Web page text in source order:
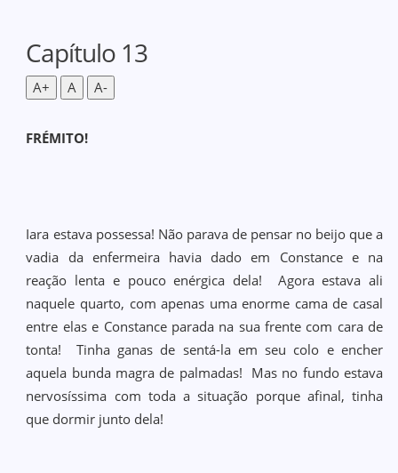
Capítulo 13
A+ A A-
FRÉMITO!
Iara estava possessa! Não parava de pensar no beijo que a
vadia da enfermeira havia dado em Constance e na
reação lenta e pouco enérgica dela! Agora estava ali
naquele quarto, com apenas uma enorme cama de casal
entre elas e Constance parada na sua frente com cara de
tonta! Tinha ganas de sentá-la em seu colo e encher
aquela bunda magra de palmadas! Mas no fundo estava
nervosíssima com toda a situação porque afinal, tinha
que dormir junto dela!